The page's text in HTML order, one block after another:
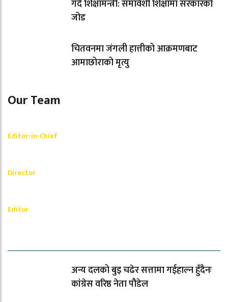
गर्दै शिक्षामन्त्री: समावेशी शिक्षामा सरकारको
जोड
चितवनमा जंगली हात्तीको आक्रमणबाट
आमाछोराको मृत्यु
Our Team
Editor-in-Chief
Director
Editor
अन्य दलको बुइ चढेर सत्तामा गईहाल्न हुँदैनः
कांग्रेस वरिष्ठ नेता पौडेल